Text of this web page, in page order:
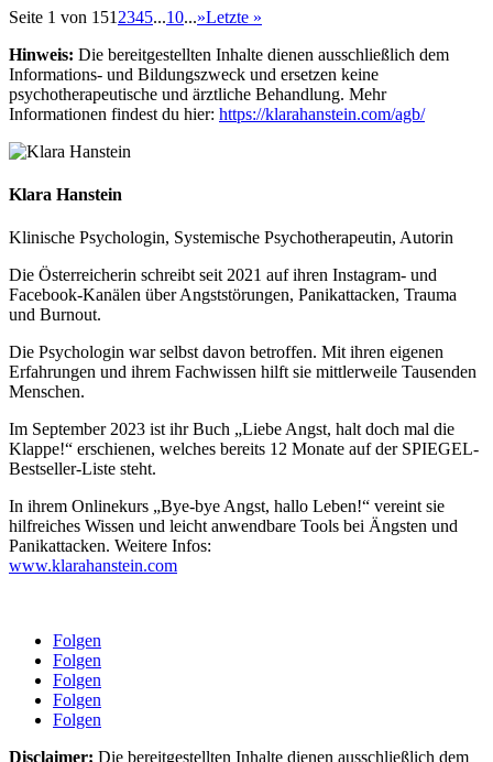
Seite 1 von 151 2345...10...»Letzte »
Hinweis: Die bereitgestellten Inhalte dienen ausschließlich dem
Informations- und Bildungszweck und ersetzen keine
psychotherapeutische und ärztliche Behandlung. Mehr
Informationen findest du hier: https://klarahanstein.com/agb/
Klara Hanstein
Klinische Psychologin, Systemische Psychotherapeutin, Autorin
Die Österreicherin schreibt seit 2021 auf ihren Instagram- und
Facebook-Kanälen über Angststörungen, Panikattacken, Trauma
und Burnout.
Die Psychologin war selbst davon betroffen. Mit ihren eigenen
Erfahrungen und ihrem Fachwissen hilft sie mittlerweile Tausenden
Menschen.
Im September 2023 ist ihr Buch „Liebe Angst, halt doch mal die
Klappe!“ erschienen, welches bereits 12 Monate auf der SPIEGEL-
Bestseller-Liste steht.
In ihrem Onlinekurs „Bye-bye Angst, hallo Leben!“ vereint sie
hilfreiches Wissen und leicht anwendbare Tools bei Ängsten und
Panikattacken. Weitere Infos:
www.klarahanstein.com
Folgen
Folgen
Folgen
Folgen
Folgen
Disclaimer: Die bereitgestellten Inhalte dienen ausschließlich dem